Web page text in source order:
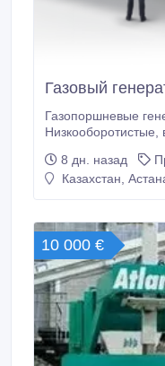
Газовый
Газопоршневые
Низкооборотистые, высокоэффективные газовые
жидкотопливные
Engines залог
решениями для
генераторными
от 1.
8 дн. назад
Казахстан,
10 000 €